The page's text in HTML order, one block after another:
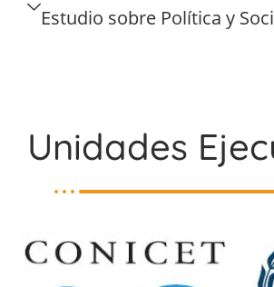
Estudio sobre Política y
Unidades